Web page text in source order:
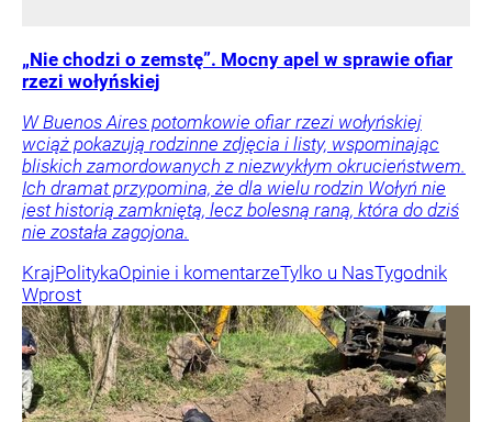
„Nie chodzi o zemstę”. Mocny apel w sprawie ofiar
rzezi wołyńskiej
W Buenos Aires potomkowie ofiar rzezi wołyńskiej
wciąż pokazują rodzinne zdjęcia i listy, wspominając
bliskich zamordowanych z niezwykłym okrucieństwem.
Ich dramat przypomina, że dla wielu rodzin Wołyń nie
jest historią zamkniętą, lecz bolesną raną, która do dziś
nie została zagojona.
KrajPolitykaOpinie i komentarzeTylko u NasTygodnik
Wprost